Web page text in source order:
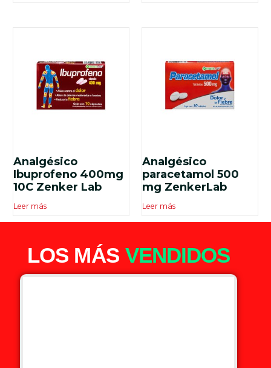
Analgésico
Ibuprofeno 400mg
10C Zenker Lab
Leer más
Analgésico
paracetamol 500
mg ZenkerLab
Leer más
LOS MÁS VENDIDOS